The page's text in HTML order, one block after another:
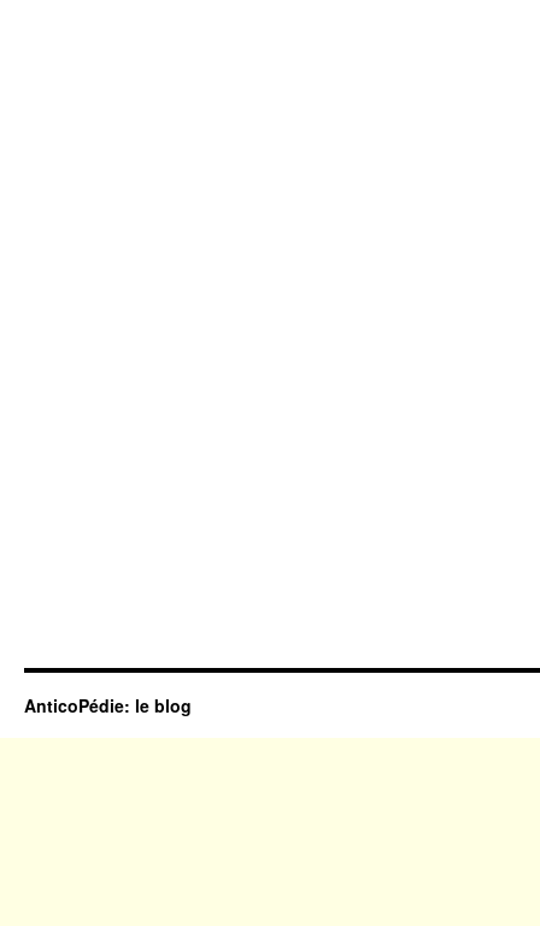
AnticoPédie: le blog